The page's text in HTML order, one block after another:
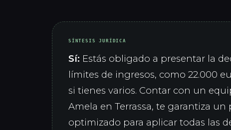
SÍNTESIS JURÍDICA
Sí: Estás obligado a presentar la
límites de ingresos, como 22.000
si tienes varios. Contar con un
Amela en Terrassa, te garantiza
optimizado para aplicar todas las